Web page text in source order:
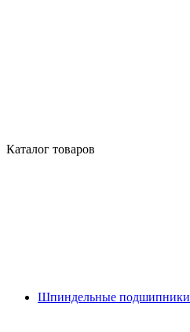
Каталог товаров
Шпиндельные подшипники